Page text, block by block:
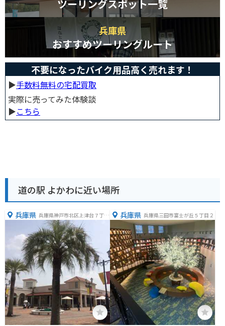
ツーリングスポット一覧
兵庫県
おすすめツーリングルート
不要になったバイク用品高く売れます！
▶︎手数料無料の宅配買取
実際に売ってみた体験談
▶︎こちら
道の駅 よかわに近い場所
兵庫県 兵庫県神戸市北区上津台７丁目
３−３
兵庫県 兵庫県三田市富士が丘５丁目２